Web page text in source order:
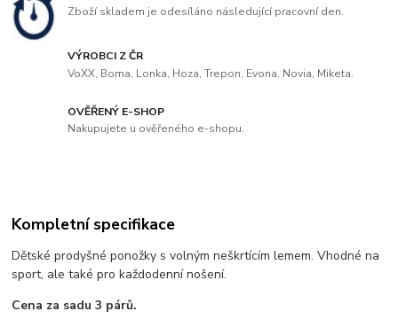
Zboží skladem je odesíláno následující pracovní den.
VÝROBCI Z ČR
VoXX, Boma, Lonka, Hoza, Trepon, Evona, Novia, Miketa.
OVĚŘENÝ E-SHOP
Nakupujete u ověřeného e-shopu.
Kompletní specifikace
Dětské prodyšné ponožky s volným neškrtícím lemem. Vhodné na
sport, ale také pro každodenní nošení.
Cena za sadu 3 párů.